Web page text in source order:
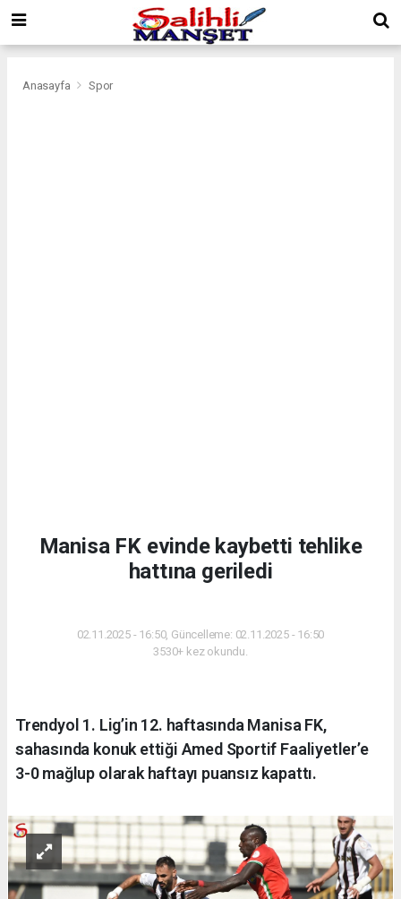
Anasayfa Spor
Manisa FK evinde kaybetti tehlike
hattına geriledi
02.11.2025 - 16:50, Güncelleme: 02.11.2025 - 16:50
3530+ kez okundu.
Trendyol 1. Lig’in 12. haftasında Manisa FK,
sahasında konuk ettiği Amed Sportif Faaliyetler’e
3-0 mağlup olarak haftayı puansız kapattı.